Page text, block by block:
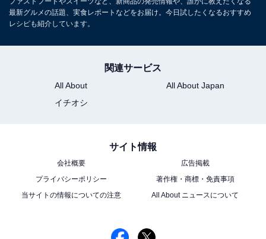
目の前で焼いてくれる七輪焼肉
ンテを確認しながら1人分ずつ仕上げるパスタ、注文が
入ると材料を見せながら挟んでいくミニバーガーなどな
ど、エンタメ性も高いブッフェなのです。これには子ど
もたちも大興奮。息子は目の前で作られたミニバーガー
最新グルメの話題、実食レポートなどをお届け。今日試したくなるおすすめ
レシピも紹介しています。
関連サービス
All About
All About Japan
イチオシ
サイト情報
会社概要
広告掲載
プライバシーポリシー
著作権・商標・免責事項
当サイトの情報についての注意
All About ニュースについて